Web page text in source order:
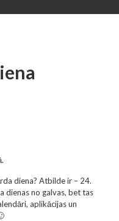
diena? Atbilde ir – 24.
dienas no galvas, bet tas
aplikācijas un